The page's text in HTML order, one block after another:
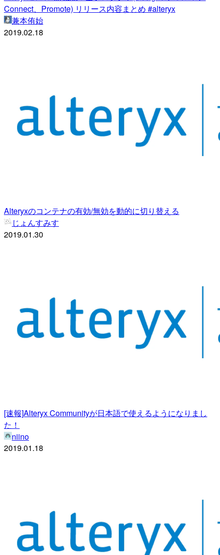
Connect、Promote) リリース内容まとめ #alteryx
兼本侑始
2019.02.18
Alteryxのコンテナの有効/無効を動的に切り替える
じょんすみす
2019.01.30
[速報]Alteryx Communityが日本語で使えるようになりまし
た！
niino
2019.01.18